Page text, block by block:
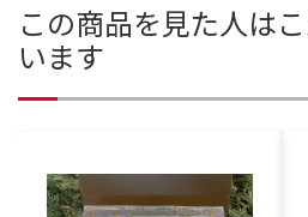
この商品を見た人は
います